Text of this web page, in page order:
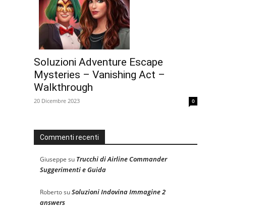
Soluzioni Adventure Escape
Mysteries – Vanishing Act –
Walkthrough
20 Dicembre 2023 0
Commenti recenti
Giuseppe su Trucchi di Airline Commander
Suggerimenti e Guida
RobertosuSoluzioni Indovina Immagine 2
answers